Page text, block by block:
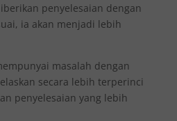
penyelesaian dengan
ia akan menjadi lebih
masalah dengan
secara lebih terperinci
penyelesaian yang lebih